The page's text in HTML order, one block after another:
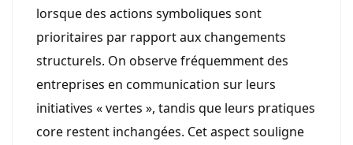
lorsque des actions symboliques sont
prioritaires par rapport aux changements
structurels. On observe fréquemment des
entreprises en communication sur leurs
initiatives « vertes », tandis que leurs pratiques
core restent inchangées. Cet aspect souligne